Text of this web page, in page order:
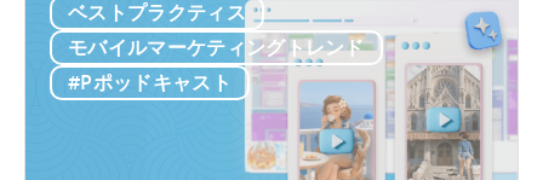
ル
ア
プ
リ
（UA）を10倍に拡大しています。こうした
迅速にスケールできるチームは、何百もの
広告クリエイティブをテストしており...
ー
ク
フ
ロ
ベストプラクティス
モバイルマーケティングトレンド
#Pポッドキャスト